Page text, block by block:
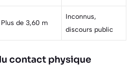
Plus de 3,60 m
Inconnus,
discours public
contact physique